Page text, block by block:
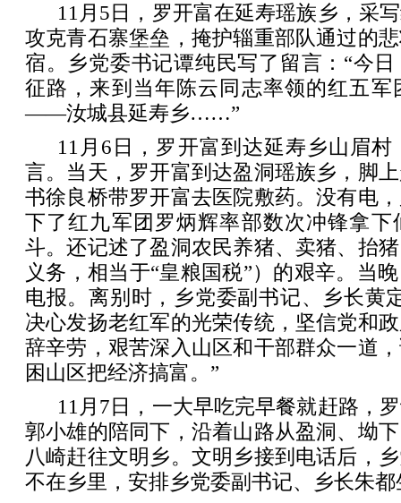
11月5日，罗开富在延寿瑶族乡，采
攻克青石寨堡垒，掩护辎重部队通过的
宿。乡党委书记谭纯民写了留言：“今
征路，来到当年陈云同志率领的红五军
——汝城县延寿乡……”
11月6日，罗开富到达延寿乡山眉
言。当天，罗开富到达盈洞瑶族乡，脚
书徐良桥带罗开富去医院敷药。没有电
下了红九军团罗炳辉率部数次冲锋拿下
斗。还记述了盈洞农民养猪、卖猪、抬
义务，相当于“皇粮国税”）的艰辛。当
电报。离别时，乡党委副书记、乡长黄
决心发扬老红军的光荣传统，坚信党和
辞辛劳，艰苦深入山区和干部群众一道
困山区把经济搞富。”
11月7日，一大早吃完早餐就赶路，
郭小雄的陪同下，沿着山路从盈洞、坳
八崎赶往文明乡。文明乡接到电话后，
不在乡里，安排乡党委副书记、乡长朱